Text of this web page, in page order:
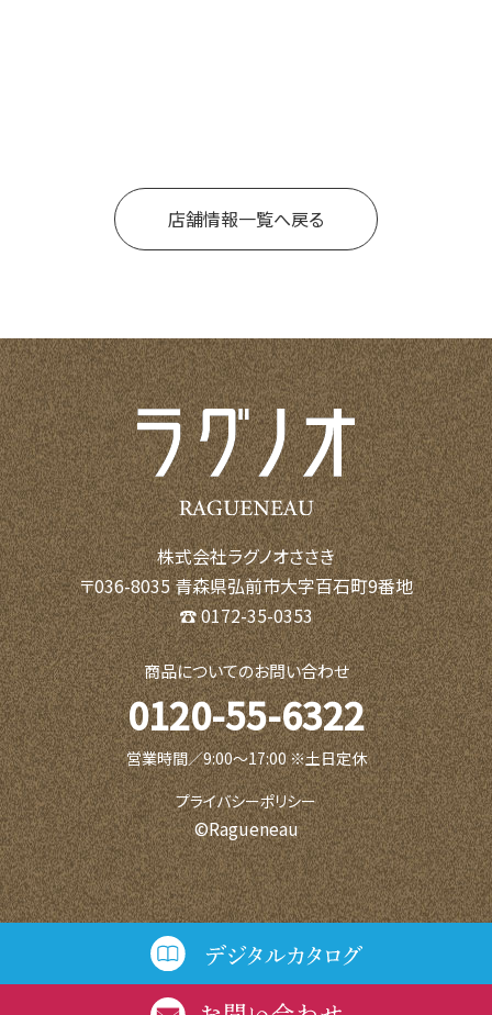
店舗情報一覧へ戻る
株式会社ラグノオささき
〒036-8035 青森県弘前市大字百石町9番地
☎ 0172-35-0353
商品についてのお問い合わせ
0120-55-6322
営業時間／9:00〜17:00 ※土日定休
プライバシーポリシー
©Ragueneau